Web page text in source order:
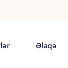
Əlaqə